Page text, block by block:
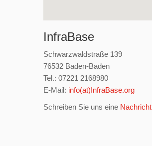
InfraBase
Schwarzwaldstraße 139
76532 Baden-Baden
Tel.: 07221 2168980
E-Mail: info(at)InfraBase.org
Schreiben Sie uns eine Nachricht